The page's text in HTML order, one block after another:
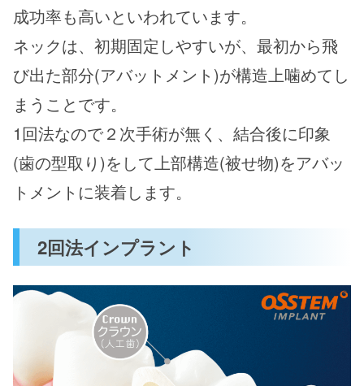
成功率も高いといわれています。
ネックは、初期固定しやすいが、最初から飛
び出た部分(アバットメント)が構造上噛めてし
まうことです。
1回法なので２次手術が無く、結合後に印象
(歯の型取り)をして上部構造(被せ物)をアバッ
トメントに装着します。
2回法インプラント